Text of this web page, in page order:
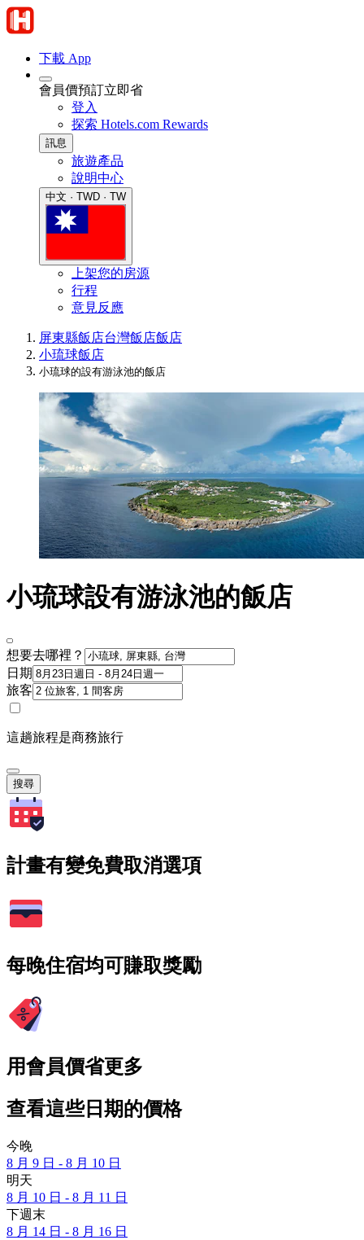
下載 App
會員價預訂立即省
登入
探索 Hotels.com Rewards
訊息
旅遊產品
說明中心
中文 · TWD · TW
上架您的房源
行程
意見反應
屏東縣飯店台灣飯店飯店
小琉球飯店
小琉球的設有游泳池的飯店
小琉球設有游泳池的飯店
想要去哪裡？
日期
旅客
這趟旅程是商務旅行
搜尋
計畫有變免費取消選項
每晚住宿均可賺取獎勵
用會員價省更多
查看這些日期的價格
今晚
8 月 9 日 - 8 月 10 日
明天
8 月 10 日 - 8 月 11 日
下週末
8 月 14 日 - 8 月 16 日